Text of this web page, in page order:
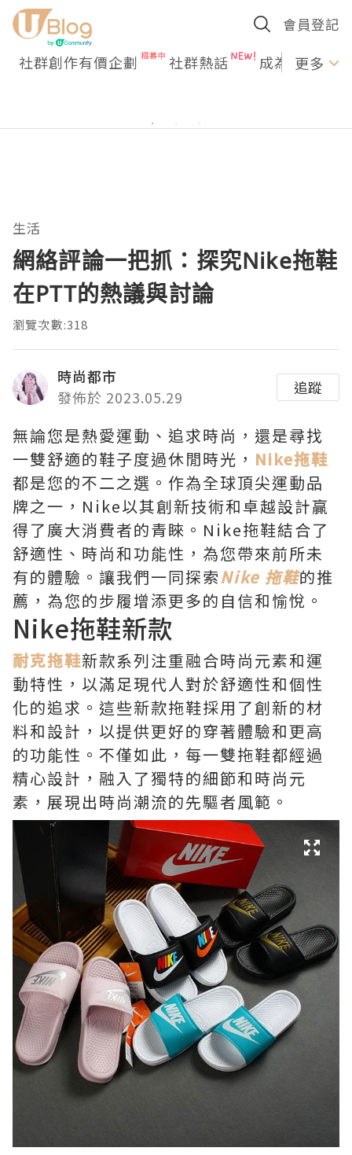
會員登記
社群創作有價企劃 社群熱話 成為U更多
生活
網絡評論一把抓：探究Nike拖鞋
在PTT的熱議與討論
瀏覽次數:318
時尚都市
發佈於 2023.05.29
追蹤
無論您是熱愛運動、追求時尚，還是尋找
一雙舒適的鞋子度過休閒時光， Nike拖鞋
都是您的不二之選。作為全球頂尖運動品
牌之一，Nike以其創新技術和卓越設計贏
得了廣大消費者的青睞。Nike拖鞋結合了
舒適性、時尚和功能性，為您帶來前所未
有的體驗。讓我們一同探索Nike 拖鞋的推
薦，為您的步履增添更多的自信和愉悅。
Nike拖鞋新款
耐克拖鞋新款系列注重融合時尚元素和運
動特性，以滿足現代人對於舒適性和個性
化的追求。這些新款拖鞋採用了創新的材
料和設計，以提供更好的穿著體驗和更高
的功能性。不僅如此，每一雙拖鞋都經過
精心設計，融入了獨特的細節和時尚元
素，展現出時尚潮流的先驅者風範。